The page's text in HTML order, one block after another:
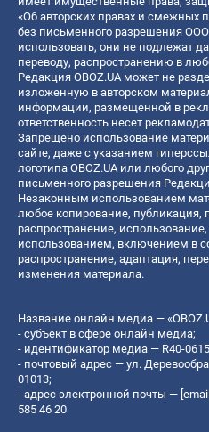
«Об авторских правах и смежных
без письменного разрешения ООО
использовать, они не подлежат
переводу, распространению в
Редакция OBOZ.UA может не
изложенную в авторском
информации, размещенной в
ответственность несет
Запрещено использование
сайте, даже с указанием
логотипа OBOZ.UA или любого
письменного разрешения
Незаконным использованием
любое копирование, публикация,
распространение, использование,
использованием, включением в
распространение, адаптация,
изменения материала.
Название онлайн медиа —
- субъект в сфере онлайн медиа;
- идентификатор медиа — R40-
- почтовый адрес — ул.
01013;
- адрес электронной почты —
585 46 20